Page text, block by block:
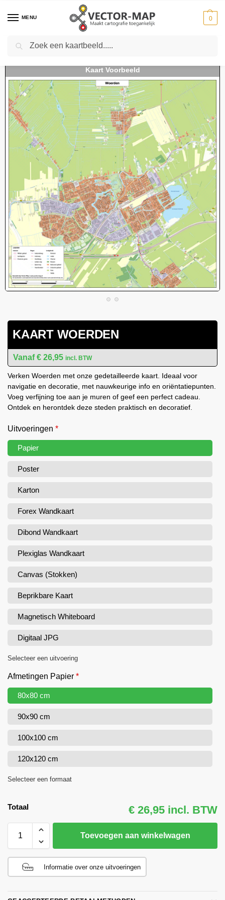
MENU 0
Home Kaarten - Stedenkaarten
KAART WOERDEN
€ 26,95 incl. BTW
Verken Woerden met onze gedetailleerde kaart. Ideaal voor
navigatie en decoratie, met nauwkeurige info en oriëntatiepunten.
Voeg verfijning toe aan je muren of geef een perfect cadeau.
Ontdek en herontdek deze steden praktisch en decoratief.
Uitvoeringen *
Papier
Poster
Karton
Forex Wandkaart
Dibond Wandkaart
Plexiglas Wandkaart
Canvas (Stokken)
Beprikbare Kaart
Magnetisch Whiteboard
Digitaal JPG
Selecteer een uitvoering
Afmetingen Papier *
80x80 cm
90x90 cm
100x100 cm
120x120 cm
Selecteer een formaat
Totaal € 26,95 incl. BTW
Toevoegen aan winkelwagen
Informatie over onze uitvoeringen